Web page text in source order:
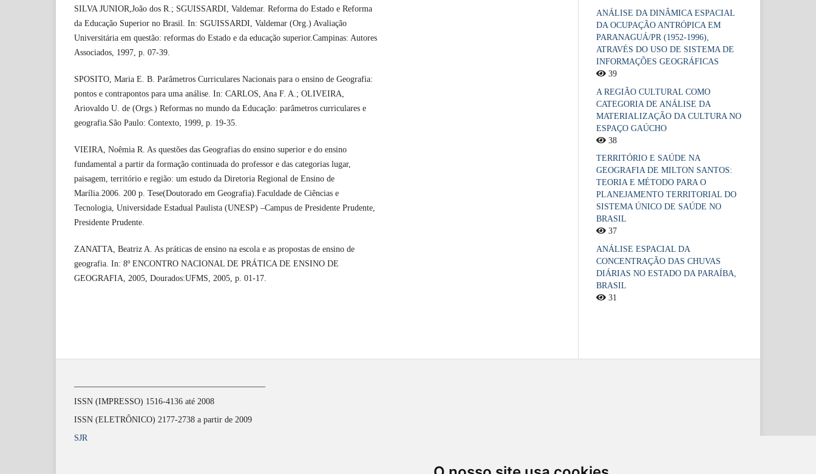
SILVA JUNIOR,João dos R.; SGUISSARDI, Valdemar. Reforma do Estado e Reforma
da Educação Superior no Brasil. In: SGUISSARDI, Valdemar (Org.) Avaliação
Universitária em questão: reformas do Estado e da educação superior.Campinas: Autores
Associados, 1997, p. 07-39.
SPOSITO, Maria E. B. Parâmetros Curriculares Nacionais para o ensino de Geografia:
pontos e contrapontos para uma análise. In: CARLOS, Ana F. A.; OLIVEIRA,
Ariovaldo U. de (Orgs.) Reformas no mundo da Educação: parâmetros curriculares e
geografia.São Paulo: Contexto, 1999, p. 19-35.
VIEIRA, Noêmia R. As questões das Geografias do ensino superior e do ensino
fundamental a partir da formação continuada do professor e das categorias lugar,
paisagem, território e região: um estudo da Diretoria Regional de Ensino de
Marília.2006. 200 p. Tese(Doutorado em Geografia).Faculdade de Ciências e
Tecnologia, Universidade Estadual Paulista (UNESP) –Campus de Presidente Prudente,
Presidente Prudente.
ZANATTA, Beatriz A. As práticas de ensino na escola e as propostas de ensino de
geografia. In: 8º ENCONTRO NACIONAL DE PRÁTICA DE ENSINO DE
GEOGRAFIA, 2005, Dourados:UFMS, 2005, p. 01-17.
ANÁLISE DA DINÂMICA ESPACIAL
DA OCUPAÇÃO ANTRÓPICA EM
PARANAGUÁ/PR (1952-1996),
ATRAVÉS DO USO DE SISTEMA DE
INFORMAÇÕES GEOGRÁFICAS
39
A REGIÃO CULTURAL COMO
CATEGORIA DE ANÁLISE DA
MATERIALIZAÇÃO DA CULTURA NO
ESPAÇO GAÚCHO
38
TERRITÓRIO E SAÚDE NA
GEOGRAFIA DE MILTON SANTOS:
TEORIA E MÉTODO PARA O
PLANEJAMENTO TERRITORIAL DO
SISTEMA ÚNICO DE SAÚDE NO
BRASIL
37
ANÁLISE ESPACIAL DA
CONCENTRAÇÃO DAS CHUVAS
DIÁRIAS NO ESTADO DA PARAÍBA,
BRASIL
31
ISSN (IMPRESSO) 1516-4136 até 2008
ISSN (ELETRÔNICO) 2177-2738 a partir de 2009
SJR